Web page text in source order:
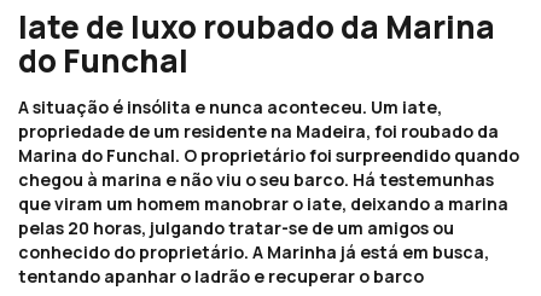
Iate de luxo roubado da Marina
do Funchal
A situação é insólita e nunca aconteceu. Um iate,
propriedade de um residente na Madeira, foi roubado da
Marina do Funchal. O proprietário foi surpreendido quando
chegou à marina e não viu o seu barco. Há testemunhas
que viram um homem manobrar o iate, deixando a marina
pelas 20 horas, julgando tratar-se de um amigos ou
conhecido do proprietário. A Marinha já está em busca,
tentando apanhar o ladrão e recuperar o barco